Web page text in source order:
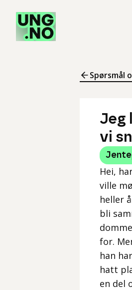
Spørsmål
Jeg
vi
Jente
Hei,
ville
heller
bli
for.
han
hatt
en del